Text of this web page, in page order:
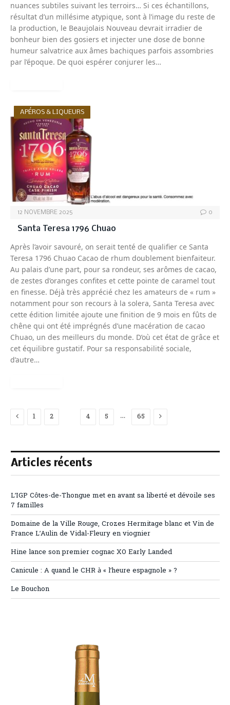
nuances subtiles suivant les terroirs… Si ces échantillons,
résultat d’un millésime atypique, sont à l’image du reste de
la production, le Beaujolais Nouveau devrait irradier de
bonheur bien des gosiers et injecter une dose de bonne
humeur salvatrice aux âmes bachiques parfois assombries
par l’époque. De quoi espérer conjurer les…
APÉROS & LIQUEURS
12 NOVEMBRE 2025 0
Santa Teresa 1796 Chuao
Après l’avoir savouré, on serait tenté de qualifier ce Santa
Teresa 1796 Chuao Cacao de rhum doublement bienfaiteur.
Au palais d’une part, pour sa rondeur, ses arômes de cacao,
de zestes d’oranges confites et cette pointe de caramel tout
en finesse. Déjà très apprécié chez les amateurs de « rum »
notamment pour son recours à la solera, Santa Teresa avec
cette édition limitée ajoute une finition de 9 mois en fûts de
chêne qui ont été imprégnés d’une macération de cacao
Chuao, un des meilleurs du monde. D’où cet état de grâce et
cet équilibre gustatif. Pour sa responsabilité sociale,
d’autre…
Previous
1 2 4 5 … 65 Next
Articles récents
L’IGP Côtes-de-Thongue met en avant sa liberté et dévoile ses
7 familles
Domaine de la Ville Rouge, Crozes Hermitage blanc et Vin de
France L’Aulin de Vidal-Fleury en viognier
Hine lance son premier cognac XO Early Landed
Canicule : A quand le CHR à « l’heure espagnole » ?
Le Bouchon